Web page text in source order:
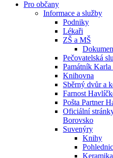
Pro občany
Informace a služby
Podniky
Lékaři
ZŠ a MŠ
Pečovatelská
Památník
Knihovna
Sběrný dvůr a
Farnost
Pošta Partner
Oficiální
Borovsko
Suvenýry
Knihy
Keramika